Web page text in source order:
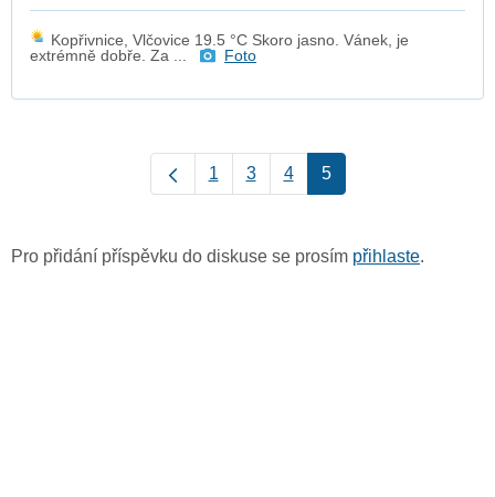
Kopřivnice, Vlčovice 19.5 °C Skoro jasno. Vánek, je
extrémně dobře. Za ...
Foto
1 3 4 5
Pro přidání příspěvku do diskuse se prosím přihlaste.